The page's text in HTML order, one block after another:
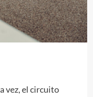
vez, el circuito